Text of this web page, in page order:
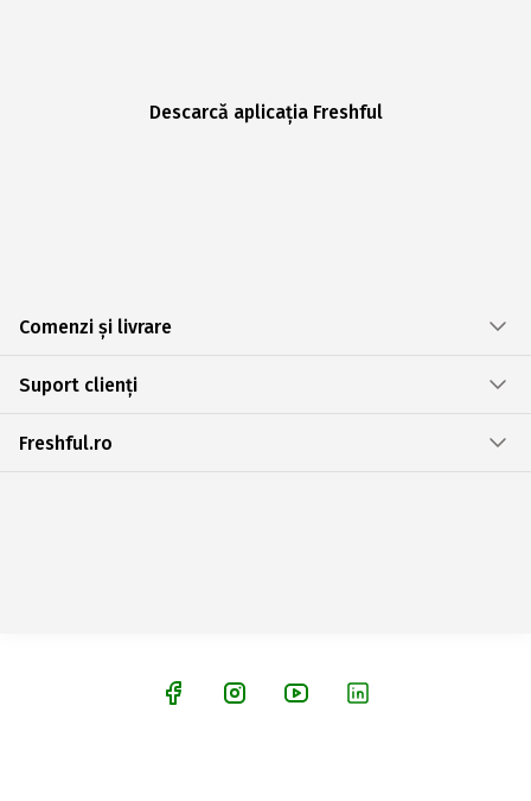
Descarcă aplicația Freshful
Comenzi și livrare
Suport clienți
Freshful.ro